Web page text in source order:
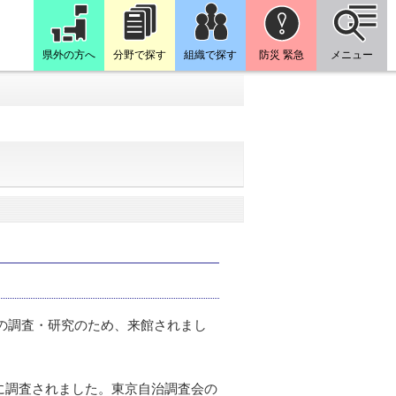
県外の方へ 分野で探す 組織で探す 防災 緊急 メニュー
査・研究のため、来館されまし
査されました。東京自治調査会の